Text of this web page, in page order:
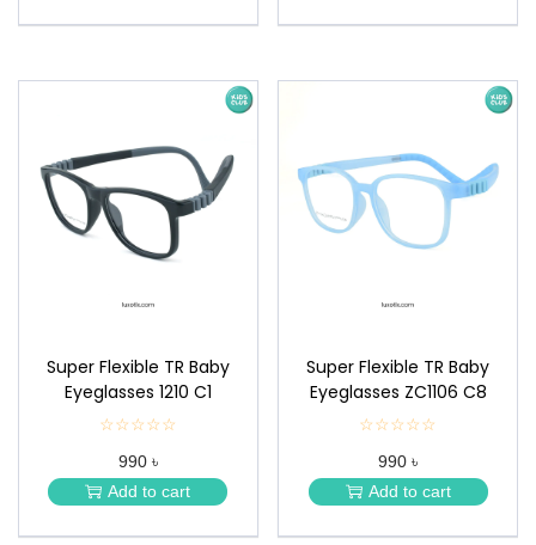
Super Flexible TR Baby
Eyeglasses 1210 C1
☆☆☆☆☆
★
★
★
990 ৳
Add to cart
Super Flexible TR Baby
Eyeglasses ZC1106 C8
☆☆☆☆☆
★
★
★
990 ৳
Add to cart